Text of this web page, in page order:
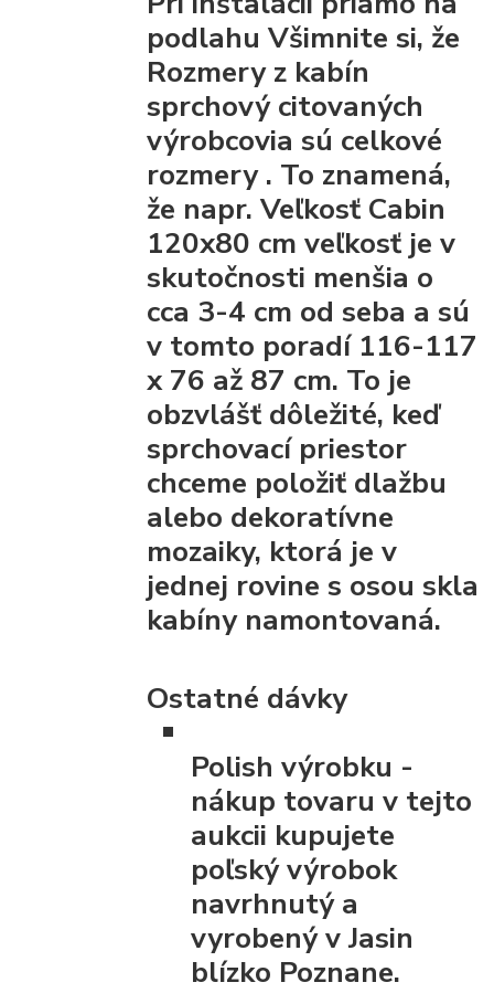
podlahu Všimnite si, že
Rozmery z kabín
sprchový citovaných
výrobcoviasú celkové
rozmery. To znamená,
že napr. Veľkosť Cabin
120x80 cm veľkosť je v
skutočnosti menšia o
cca 3-4 cm od seba a sú
v tomto poradí 116-117
x 76 až 87 cm. To je
obzvlášť dôležité, keď
sprchovací priestor
chceme položiť dlažbu
alebo dekoratívne
mozaiky, ktorá je v
jednej rovine s osou skla
kabíny namontovaná.
Ostatné dávky
Polish výrobku -
nákup tovaru v tejto
aukcii kupujete
poľský výrobok
navrhnutý a
vyrobený v Jasin
blízko Poznane.